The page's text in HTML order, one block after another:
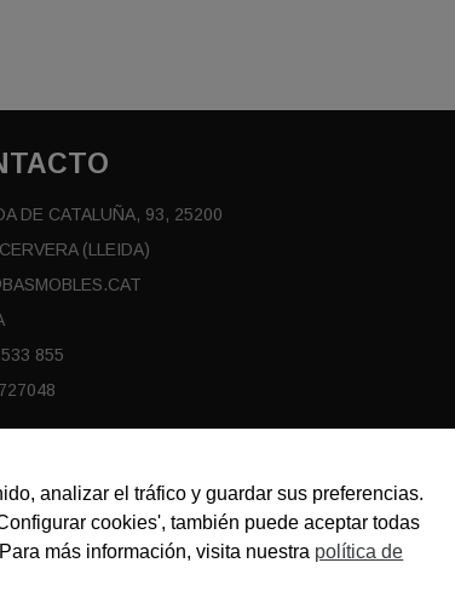
DE CATALUÑA, 93, 25200
(LLEIDA)
855
analizar el tráfico y guardar sus preferencias.
cookies', también puede aceptar todas
más información, visita nuestra política de